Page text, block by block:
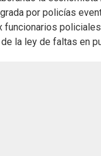
por policías
la ley de faltas en